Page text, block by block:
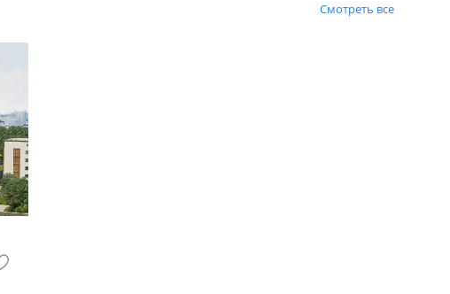
Смотреть все